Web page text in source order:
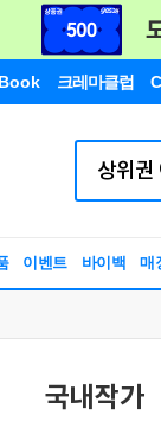
크레마클럽
이벤트 바이백 매
국내작가